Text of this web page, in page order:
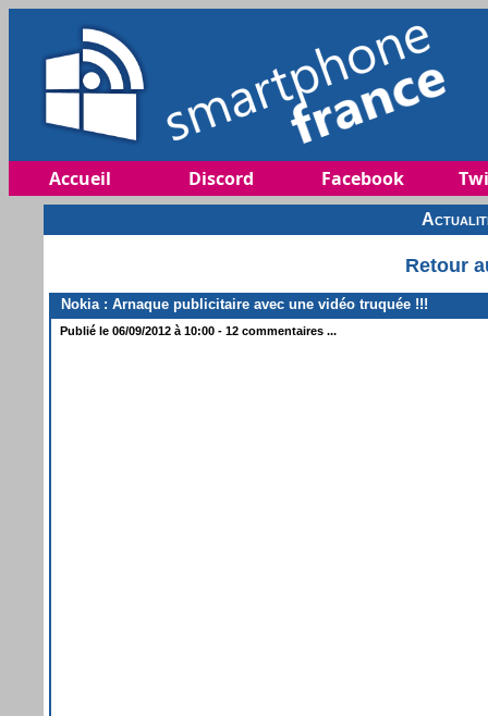
Accueil Discord Facebook
Retour
Nokia : Arnaque publicitaire avec une vidéo truquée !!!
Publié le 06/09/2012 à 10:00 - 12 commentaires ...